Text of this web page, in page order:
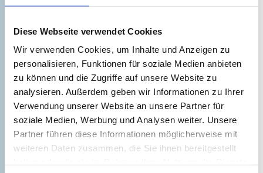
Diese Webseite verwendet Cookies
Wir verwenden Cookies, um Inhalte und Anzeigen zu
personalisieren, Funktionen für soziale Medien anbieten
zu können und die Zugriffe auf unsere Website zu
analysieren. Außerdem geben wir Informationen zu Ihrer
Verwendung unserer Website an unsere Partner für
soziale Medien, Werbung und Analysen weiter. Unsere
Partner führen diese Informationen möglicherweise mit
weiteren Daten zusammen, die Sie ihnen bereitgestellt
Bades Huk Ferienresort
Moderne Strandapartments inmitten der
Natur - inklusive Sauna & Fitnessstudio,
Spielplatz, Fahrrad-, SUP- und
Strandkorbverleih sowie einem Shop mit...
Mehr erfahren